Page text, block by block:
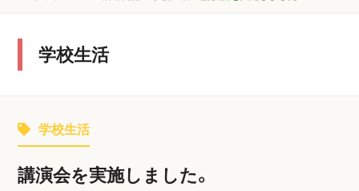
学校生活
学校生活
講演会を実施しました。